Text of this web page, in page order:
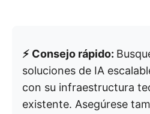
⚡ Consejo rápido:
soluciones de IA
con su infraestructura
existente. Asegúrese